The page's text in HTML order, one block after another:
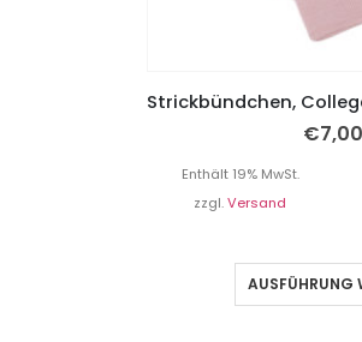
€7,00
Enthält 19% MwSt.
zzgl.Versand
AUSFÜHRUNG